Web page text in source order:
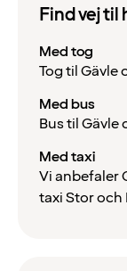
Find vej
Med tog
Tog til
Med bus
Bus til
Med taxi
Vi anbefaler
taxi Stor och